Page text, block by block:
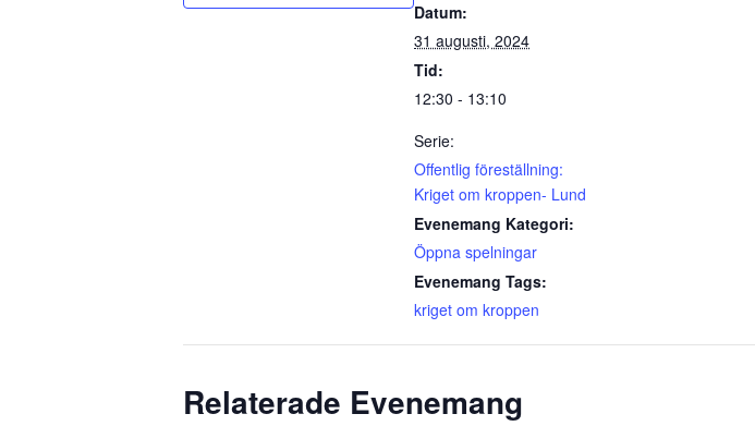
Datum:
31 augusti, 2024
Tid:
12:30 - 13:10
Serie:
Offentlig föreställning:
Kriget om kroppen- Lund
Evenemang Kategori:
Öppna spelningar
Evenemang Tags:
kriget om kroppen
Relaterade Evenemang